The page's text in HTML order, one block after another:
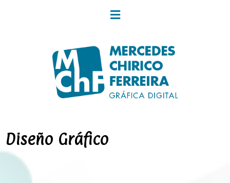
Diseño Gráfico